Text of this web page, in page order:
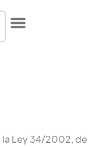
Menú
la Ley 34/2002, de